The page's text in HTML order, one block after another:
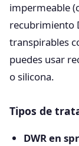
impermeable
recubrimiento
transpirables
puedes usar
o silicona.
Tipos de
DWR en